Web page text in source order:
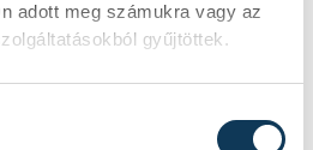
adott meg számukra vagy az
gyűjtöttek.